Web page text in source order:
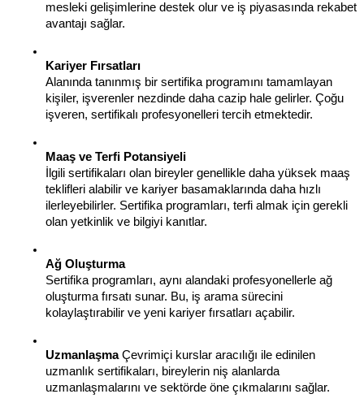
mesleki gelişimlerine destek olur ve iş piyasasında rekabet
avantajı sağlar.
Kariyer Fırsatları
Alanında tanınmış bir sertifika programını tamamlayan
kişiler, işverenler nezdinde daha cazip hale gelirler. Çoğu
işveren, sertifikalı profesyonelleri tercih etmektedir.
Maaş ve Terfi Potansiyeli
İlgili sertifikaları olan bireyler genellikle daha yüksek maaş
teklifleri alabilir ve kariyer basamaklarında daha hızlı
ilerleyebilirler. Sertifika programları, terfi almak için gerekli
olan yetkinlik ve bilgiyi kanıtlar.
Ağ Oluşturma
Sertifika programları, aynı alandaki profesyonellerle ağ
oluşturma fırsatı sunar. Bu, iş arama sürecini
kolaylaştırabilir ve yeni kariyer fırsatları açabilir.
Uzmanlaşma Çevrimiçi kurslar aracılığı ile edinilen
uzmanlık sertifikaları, bireylerin niş alanlarda
uzmanlaşmalarını ve sektörde öne çıkmalarını sağlar.